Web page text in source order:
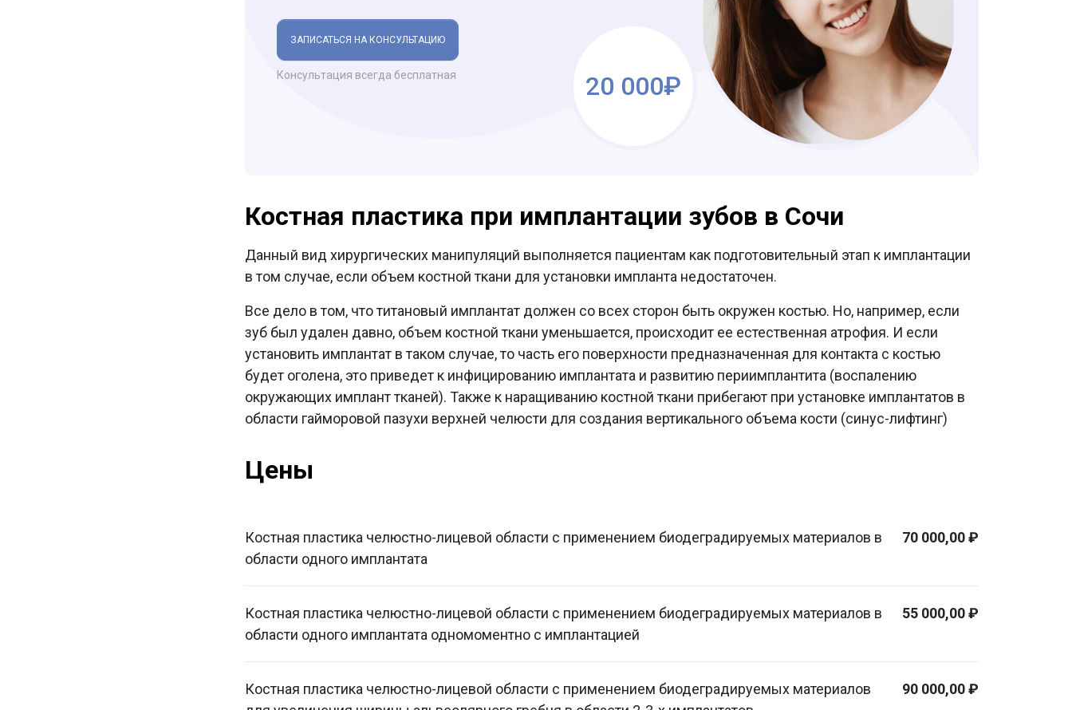
ЗАПИСАТЬСЯ НА КОНСУЛЬТАЦИЮ
Консультация всегда бесплатная 20 000₽
Костная пластика при имплантации зубов в Сочи
Данный вид хирургических манипуляций выполняется пациентам как подготовительный этап к имплантации
в том случае, если объем костной ткани для установки импланта недостаточен.
Все дело в том, что титановый имплантат должен со всех сторон быть окружен костью. Но, например, если
зуб был удален давно, объем костной ткани уменьшается, происходит ее естественная атрофия. И если
установить имплантат в таком случае, то часть его поверхности предназначенная для контакта с костью
будет оголена, это приведет к инфицированию имплантата и развитию периимплантита (воспалению
окружающих имплант тканей). Также к наращиванию костной ткани прибегают при установке имплантатов в
области гайморовой пазухи верхней челюсти для создания вертикального объема кости (синус-лифтинг)
Цены
Костная пластика челюстно-лицевой области с применением биодеградируемых материалов в
области одного имплантата
70 000,00 ₽
Костная пластика челюстно-лицевой области с применением биодеградируемых материалов в
области одного имплантата одномоментно с имплантацией
55 000,00 ₽
Костная пластика челюстно-лицевой области с применением биодеградируемых материалов
90 000,00 ₽